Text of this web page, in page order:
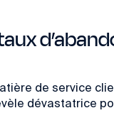
de service
dévastatrice